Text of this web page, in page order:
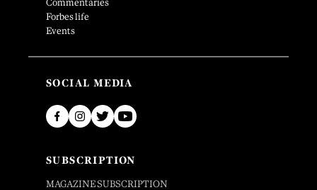
Commentaries
Forbes life
Events
SOCIAL MEDIA
SUBSCRIPTION
MAGAZINE SUBSCRIPTION